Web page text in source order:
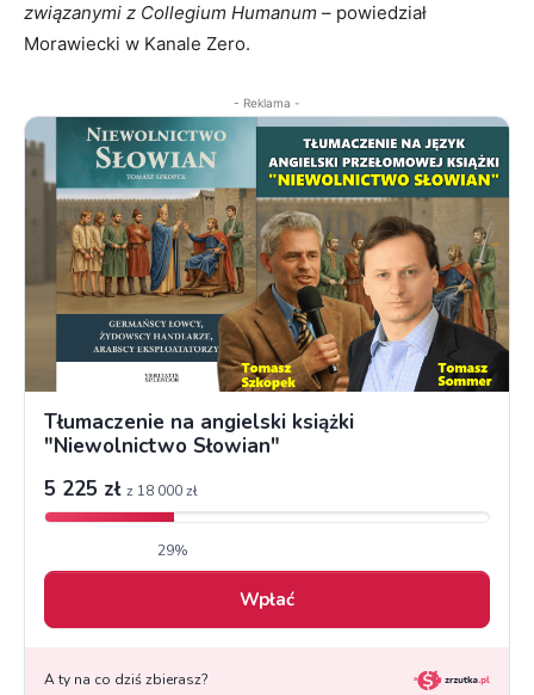
związanymi z Collegium Humanum – powiedział
Morawiecki w Kanale Zero.
- Reklama -